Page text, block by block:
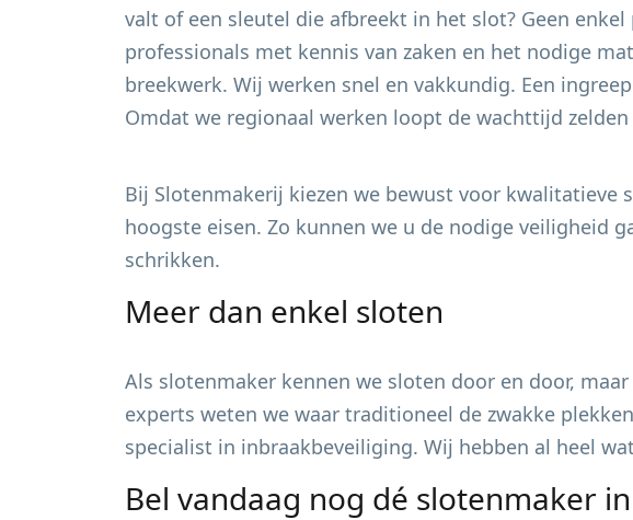
valt of een sleutel die afbreekt in het slot? Geen
professionals met kennis van zaken en het nodige
breekwerk. Wij werken snel en vakkundig. Een
Omdat we regionaal werken loopt de wachttijd
Bij Slotenmakerij kiezen we bewust voor
hoogste eisen. Zo kunnen we u de nodige veiligheid
schrikken.
Meer dan enkel sloten
Als slotenmaker kennen we sloten door en door,
experts weten we waar traditioneel de zwakke
specialist in inbraakbeveiliging. Wij hebben al heel
Bel vandaag nog dé slotenmaker in